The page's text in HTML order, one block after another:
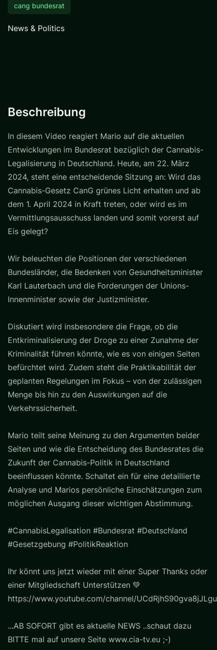
cang bundesrat
News & Politics
Beschreibung
In diesem Video reagiert Mario auf die aktuellen
Entwicklungen im Bundesrat bezüglich der Cannabis-
Legalisierung in Deutschland. Heute, am 22. März
2024, steht eine entscheidende Sitzung an: Wird das
Cannabis-Gesetz CanG grünes Licht erhalten und ab
dem 1. April 2024 in Kraft treten, oder wird es im
Vermittlungsausschuss landen und somit vorerst auf
Eis gelegt?
Wir beleuchten die Positionen der verschiedenen
Bundesländer, die Bedenken von Gesundheitsminister
Karl Lauterbach und die Forderungen der Unions-
Innenminister sowie der Justizminister.
Diskutiert wird insbesondere die Frage, ob die
Entkriminalisierung der Droge zu einer Zunahme der
Kriminalität führen könnte, wie es von einigen Seiten
befürchtet wird. Zudem steht die Praktikabilität der
geplanten Regelungen im Fokus – von der zulässigen
Menge bis hin zu den Auswirkungen auf die
Verkehrssicherheit.
Mario teilt seine Meinung zu den Argumenten beider
Seiten und wie die Entscheidung des Bundesrates die
Zukunft der Cannabis-Politik in Deutschland
beeinflussen könnte. Schaltet ein für eine detaillierte
Analyse und Marios persönliche Einschätzungen zum
möglichen Ausgang dieser wichtigen Abstimmung.
#CannabisLegalisation #Bundesrat #Deutschland
#Gesetzgebung #PolitikReaktion
Ihr könnt uns jetzt wieder mit einer Super Thanks oder
einer Mitgliedschaft Unterstützen 💚
https://www.youtube.com/channel/
...AB SOFORT gibt es aktuelle NEWS ..schaut dazu
BITTE mal auf unsere Seite www.cia-tv.eu ;-)